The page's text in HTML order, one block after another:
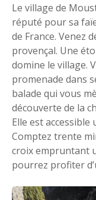
Le village de
réputé pour sa
de France. Venez
provençal. Une
domine le village.
promenade dans
balade qui vous
découverte de la
Elle est
Comptez trente
croix empruntant
pourrez profiter